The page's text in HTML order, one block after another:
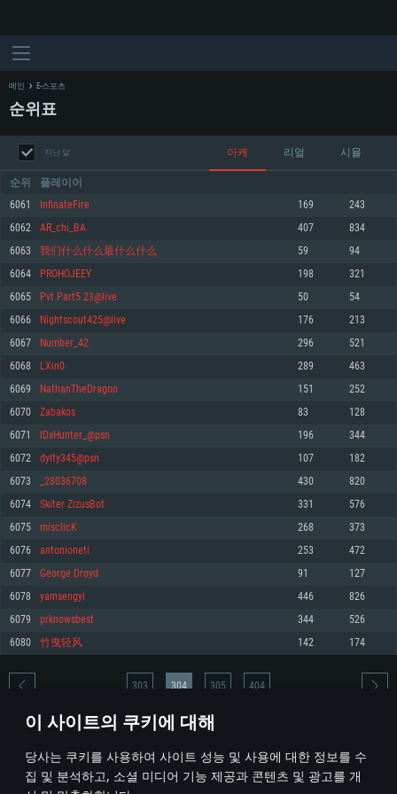
이 사이트의 쿠키에 대해
당사는 쿠키를 사용하여 사이트 성능 및 사용에 대한 정보를 수
집 및 분석하고, 소셜 미디어 기능 제공과 콘텐츠 및 광고를 개
시스템 요구사항
최소사양
운영체제: Windows 10 (64 bit)
프로세서: 2.2 GHz 듀얼코어 이상
메모리: 4GB
그래픽 카드: DirectX 11 이상을 지원하는 AMD Radeon 77XX / NVIDIA
GeForce GT 660. 최소 사양 해상도: 720p
네트워크: 브로드밴드 인터넷
여유 저장 공간: 22.1 GB (최소 클라이언트)
권장 사양
570 혹은 그 이상
여유 저장 공간: 62.2 GB (전체 클라이언트)
최소사양
운영체제: Mac OS Big Sur 11.0
프로세서: 최소 2.2 GHz의 Core i5 (Intel Xeon 은 지원하지 않습니다)
메모리: 6 GB
그래픽 카드: Metal 을 지원하는 Intel Iris Pro 5200 (Mac), 혹은 이와 비슷한 성
능을 가지는 Mac 버전의 AMD/Nvidia. 최소 해상도: 720p
네트워크: 브로드밴드 인터넷
여유 저장 공간: 22.1 GB (최소 클라이언트)
권장 사양
네트워크: 브로드밴드 인터넷
여유 저장 공간: 62.2 GB (전체 클라이언트)
최소사양
운영체제: 64bit Linux 중 최신 버전
프로세서: 2.4 GHz 듀얼코어
메모리: 4 GB
그래픽 카드: Vulkan 을 지원하고, 최신 그래픽 드라이버를 지원하는 NVIDIA
660 (6개월 미만) 혹은 그와 동급의 성능을 가지며 최신 그래픽 드라이버를 지
원하는 AMD (6개월 미만; 최소사양 지원 해상도 720p)
네트워크: 브로드밴드 인터넷
여유 저장 공간: 22.1 GB (최소 클라이언트)
권장 사양
운영체제: Ubuntu 20.04 64bit
프로세서: Intel Core i7
메모리: 16 GB
그래픽 카드: Vulkan 을 지원하고, 최신 그래픽 드라이버를 지원하는 NVIDIA
1060 (6개월 미만) 혹은 그와 동급의 성능을 가지며 최신 그래픽 드라이버를
지원하는 AMD RX 570 (6개월 미만; 최소사양 지원 해상도 720p) 이상
여유 저장 공간: 62.2 GB (전체 클라이언트)
메인 E-스포츠
순위표
지난 달 아케 리얼 시뮬
순위 플레이어
6061 InfinateFire 169 243
6062 AR_chi_BA 407 834
6063 我们什么什么最什么什么 59 94
6064 PROHOJEEY 198 321
6065 Pvt Part5 23@live 50 54
6066 Nightscout425@live 176 213
6067 Number_42 296 521
6068 LXin0 289 463
6069 NathanTheDragon 151 252
6070 Zabakos 83 128
6071 IDxHunter_@psn 196 344
6072 dylty345@psn 107 182
6073 _28036708 430 820
6074 Skiter ZizusBot 331 576
6075 misclicK 268 373
6076 antonioneti 253 472
6077 Geоrge Drоyd 91 127
6078 yamsengyi 446 826
6079 prknowsbest 344 526
6080 竹曳轻风 142 174
* 순위표는 매일 1회 갱신됩니다
303 304 305 404